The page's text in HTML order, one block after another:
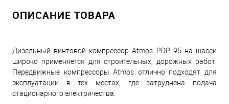
ОПИСАНИЕ ТОВАРА
Дизельный винтовой компрессор Atmos PDP 95 на шасси
широко применяется для строительных, дорожных работ.
Передвижные компрессоры Atmos отлично подходят для
эксплуатации в тех местах, где затруднена подача
стационарного электричества.